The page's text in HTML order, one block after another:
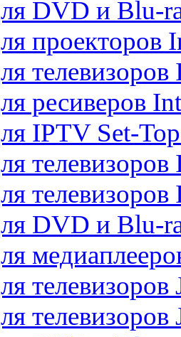
DVD и Blu-
проекторов
ресиверов
IPTV Set-
телевизоров
телевизоров
DVD и Blu-
телевизоров
телевизоров